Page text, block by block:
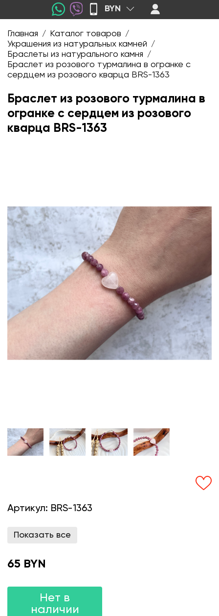
BYN
Главная / Каталог товаров /
Украшения из натуральных камней /
Браслеты из натурального камня /
Браслет из розового турмалина в огранке с
сердцем из розового кварца BRS-1363
Браслет из розового турмалина в
огранке с сердцем из розового
кварца BRS-1363
Артикул: BRS-1363
Показать все
65 BYN
Нет в
наличии